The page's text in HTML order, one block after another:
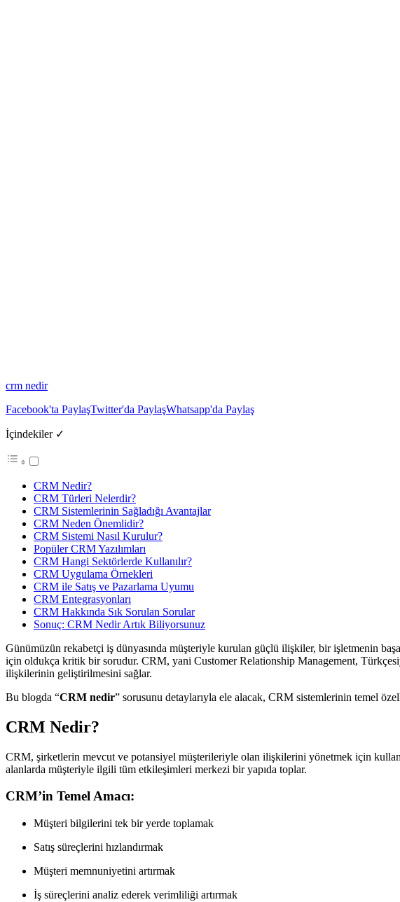
crm nedir
Facebook'ta PaylaşTwitter'da PaylaşWhatsapp'da Paylaş
İçindekiler ✓
CRM Nedir?
CRM Türleri Nelerdir?
CRM Sistemlerinin Sağladığı Avantajlar
CRM Neden Önemlidir?
CRM Sistemi Nasıl Kurulur?
Popüler CRM Yazılımları
CRM Hangi Sektörlerde Kullanılır?
CRM Uygulama Örnekleri
CRM ile Satış ve Pazarlama Uyumu
CRM Entegrasyonları
CRM Hakkında Sık Sorulan Sorular
Sonuç: CRM Nedir Artık Biliyorsunuz
Günümüzün rekabetçi iş dünyasında müşteriyle kurulan güçlü ilişkiler, bir işletmenin
için oldukça kritik bir sorudur. CRM, yani Customer Relationship Management,
ilişkilerinin geliştirilmesini sağlar.
Bu blogda “CRM nedir” sorusunu detaylarıyla ele alacak, CRM sistemlerinin temel
CRM Nedir?
CRM, şirketlerin mevcut ve potansiyel müşterileriyle olan ilişkilerini yönetmek için
alanlarda müşteriyle ilgili tüm etkileşimleri merkezi bir yapıda toplar.
CRM’in Temel Amacı:
Müşteri bilgilerini tek bir yerde toplamak
Satış süreçlerini hızlandırmak
Müşteri memnuniyetini artırmak
İş süreçlerini analiz ederek verimliliği artırmak